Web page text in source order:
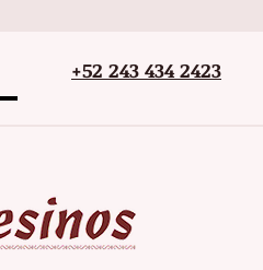
+52 243 434 2423